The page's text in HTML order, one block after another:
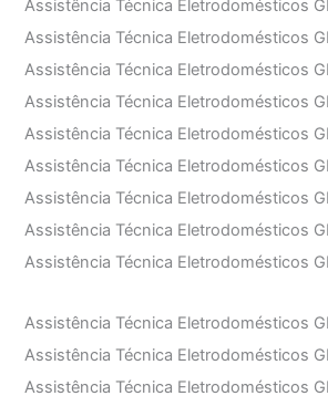
Assistência Técnica Eletrodomésticos
Assistência Técnica Eletrodomésticos
Assistência Técnica Eletrodomésticos
Assistência Técnica Eletrodomésticos
Assistência Técnica Eletrodomésticos
Assistência Técnica Eletrodomésticos
Assistência Técnica Eletrodomésticos
Assistência Técnica Eletrodomésticos
Assistência Técnica Eletrodomésticos
Assistência Técnica Eletrodomésticos
Assistência Técnica Eletrodomésticos
Assistência Técnica Eletrodomésticos